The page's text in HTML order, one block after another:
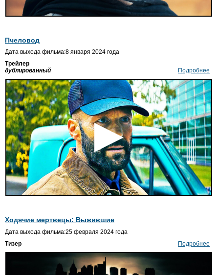
Пчеловод
Дата выхода фильма:8 января 2024 года
Трейлер
дублированный
Подробнее
Ходячие мертвецы: Выжившие
Дата выхода фильма:25 февраля 2024 года
Тизер
Подробнее